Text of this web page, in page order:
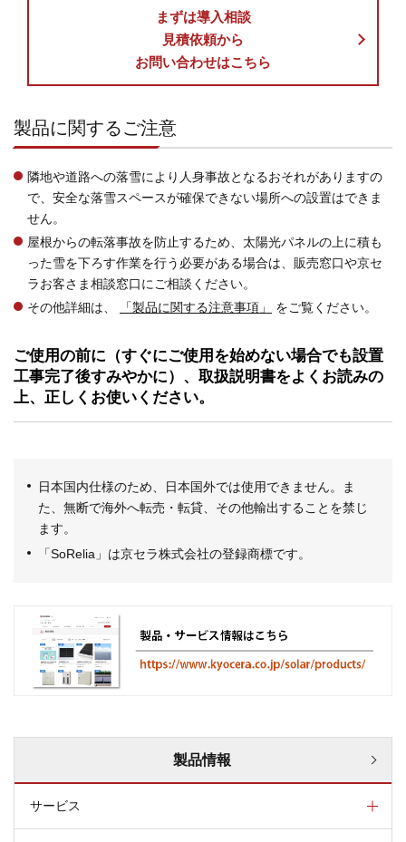
まずは導入相談
見積依頼から
お問い合わせはこちら
製品に関するご注意
隣地や道路への落雪により人身事故となるおそれがありますの
で、安全な落雪スペースが確保できない場所への設置はできま
せん。
屋根からの転落事故を防止するため、太陽光パネルの上に積も
った雪を下ろす作業を行う必要がある場合は、販売窓口や京セ
ラお客さま相談窓口にご相談ください。
その他詳細は、
「製品に関する注意事項」 をご覧ください。
ご使用の前に（すぐにご使用を始めない場合でも設置
工事完了後すみやかに）、取扱説明書をよくお読みの
上、正しくお使いください。
日本国内仕様のため、日本国外では使用できません。ま
た、無断で海外へ転売・転貸、その他輸出することを禁じ
ます。
「SoRelia」は京セラ株式会社の登録商標です。
製品情報
サービス